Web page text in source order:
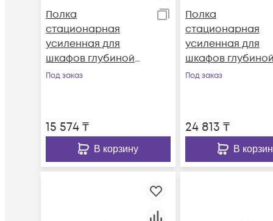
Полка
стационарная
усиленная для
шкафов глубиной
600мм, (глубина
cерый (SNR-SHELF-
06035-120G)
Под заказ
15 574₸
В корзину
Полка
стационарная
усиленная для
шкафов глубиной
1000мм, (глубина
серый (SNR-SHELF-
10071-120G)
Под заказ
24 813 ₸
В